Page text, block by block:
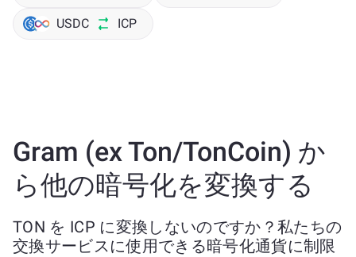
USDC ICP
Gram (ex Ton/TonCoin) か
ら他の暗号化を変換する
TON を ICP に変換しないのですか？私たちの
交換サービスに使用できる暗号化通貨に制限